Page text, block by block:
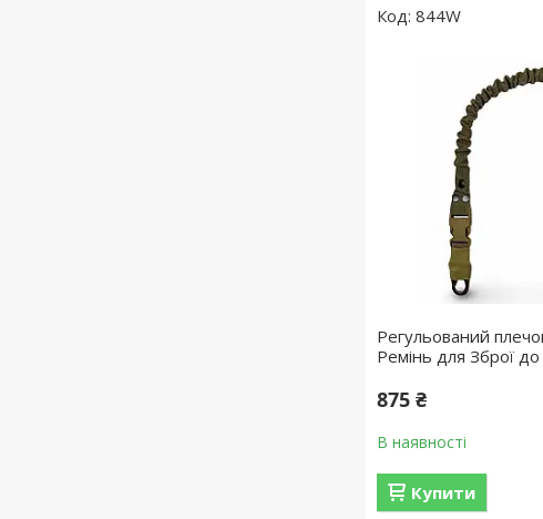
844W
Регульований
Ремінь для Зброї
875 ₴
В наявності
Купити